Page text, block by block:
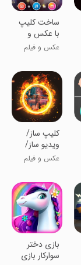
ساخت کلیپ
با عکس و
موزیک+کلیپ
عکس و فیلم
‏کلیپ ساز/
ویدیو ساز/
ویرایش فیلم
عکس و فیلم
‏‏بازی دختر
سوارکار بازی